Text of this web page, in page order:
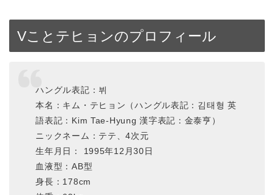
Vことテヒョンのプロフィール
ハングル表記：뷔
本名：キム・テヒョン（ハングル表記：김태형 英
語表記：Kim Tae-Hyung 漢字表記：金泰亨）
ニックネーム：テテ、4次元
生年月日： 1995年12月30日
血液型：AB型
身長：178cm